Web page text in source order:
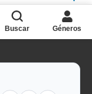
Buscar Géneros